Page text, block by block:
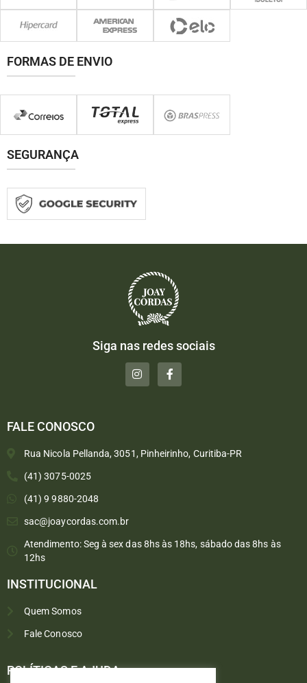
FORMAS DE ENVIO
SEGURANÇA
Siga nas redes sociais
FALE CONOSCO
Rua Nicola Pellanda, 3051, Pinheirinho, Curitiba-PR
(41) 3075-0025
(41) 9 9880-2048
sac@joaycordas.com.br
Atendimento: Seg à sex das 8hs às 18hs, sábado das 8hs às
12hs
INSTITUCIONAL
Quem Somos
Fale Conosco
POLÍTICAS E AJUDA